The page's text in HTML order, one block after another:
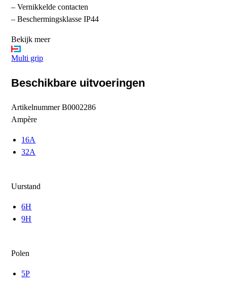
– Vernikkelde contacten
– Beschermingsklasse IP44
Bekijk meer
Multi grip
Beschikbare uitvoeringen
ArtikelnummerB0002286
Ampère
16A
32A
Uurstand
6H
9H
Polen
5P